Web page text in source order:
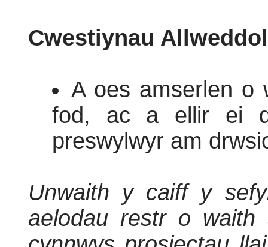
Cwestiynau
A oes amserlen o
fod, ac a ellir ei
preswylwyr am
Unwaith y caiff y
aelodau restr o